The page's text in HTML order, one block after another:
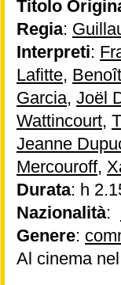
Titolo
Regia:
Interpreti:
Lafitte,
Garcia, Joël
Wattincourt,
Jeanne
Mercouroff,
Durata: h
Nazionalità:
Genere:
Al cinema